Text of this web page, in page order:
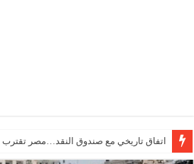
اتفاق تاريخي مع صندوق النقد…مصر تقترب من صرف 2.7 مليار دولار بعد